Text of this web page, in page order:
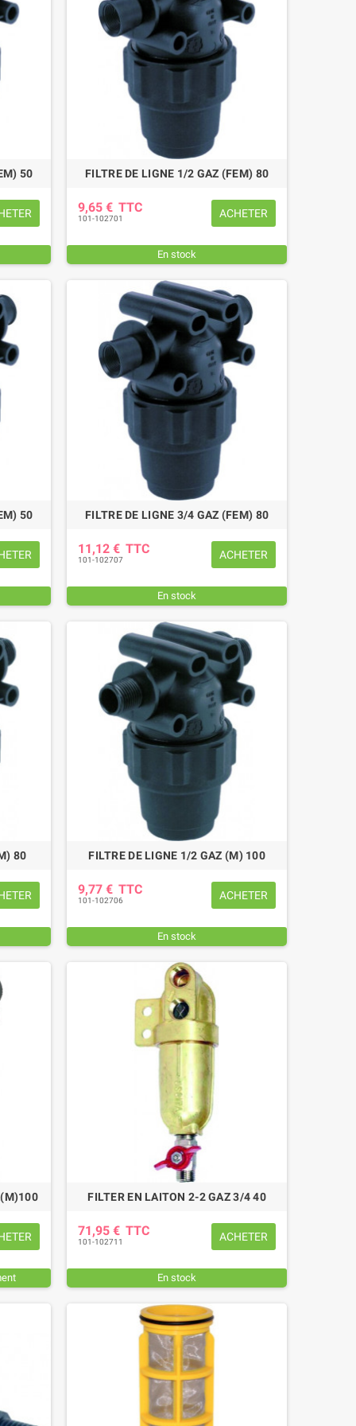
50 FILTRE DE LIGNE 1/2 GAZ (FEM) 80
9,65 € TTC
101-102701 ACHETER
En stock
50 FILTRE DE LIGNE 3/4 GAZ (FEM) 80
11,12 € TTC
101-102707 ACHETER
En stock
80 FILTRE DE LIGNE 1/2 GAZ (M) 100
9,77 € TTC
101-102706 ACHETER
En stock
FILTER EN LAITON 2-2 GAZ 3/4 40
71,95 € TTC
101-102711 ACHETER
En stock